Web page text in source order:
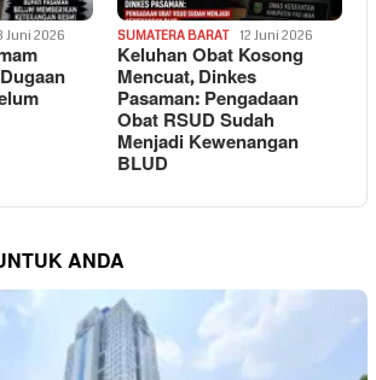
Juni 2026 SUMATERA BARAT 12 Juni 2026
Keluhan Obat Kosong
Mencuat, Dinkes
Pasaman: Pengadaan
Obat RSUD Sudah
Menjadi Kewenangan
BLUD
ANDA